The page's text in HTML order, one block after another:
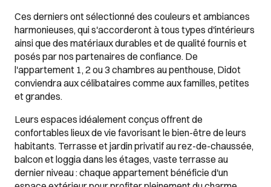
Ces derniers ont sélectionné des couleurs et ambiances
harmonieuses, qui s'accorderont à tous types d'intérieurs
ainsi que des matériaux durables et de qualité fournis et
posés par nos partenaires de confiance. De
l'appartement 1, 2 ou 3 chambres au penthouse, Didot
conviendra aux célibataires comme aux familles, petites
et grandes.
Leurs espaces idéalement conçus offrent de
confortables lieux de vie favorisant le bien-être de leurs
habitants. Terrasse et jardin privatif au rez-de-chaussée,
balcon et loggia dans les étages, vaste terrasse au
dernier niveau : chaque appartement bénéficie d'un